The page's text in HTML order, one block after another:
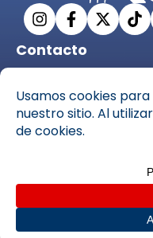
Contacto
C. Pío XII, 69,
Las Palmas
928 31 53 35
Copyright © Centro de
derechos